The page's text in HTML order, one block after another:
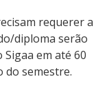
requerer a
diploma serão
em até 60
do semestre.